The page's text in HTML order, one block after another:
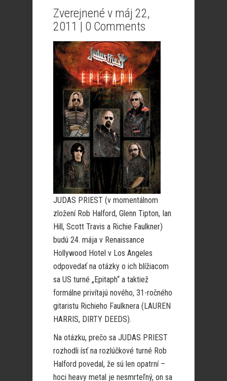
Zverejnené v máj 22,
2011 | 0 Comments
JUDAS PRIEST (v momentálnom
zložení Rob Halford, Glenn Tipton, Ian
Hill, Scott Travis a Richie Faulkner)
budú 24. mája v Renaissance
Hollywood Hotel v Los Angeles
odpovedať na otázky o ich blížiacom
sa US turné „Epitaph“ a taktiež
formálne privítajú nového, 31-ročného
gitaristu Richieho Faulknera (LAUREN
HARRIS, DIRTY DEEDS).
Na otázku, prečo sa JUDAS PRIEST
rozhodli ísť na rozlúčkové turné Rob
Halford povedal, že sú len opatrní –
hoci heavy metal je nesmrteľný, on sa